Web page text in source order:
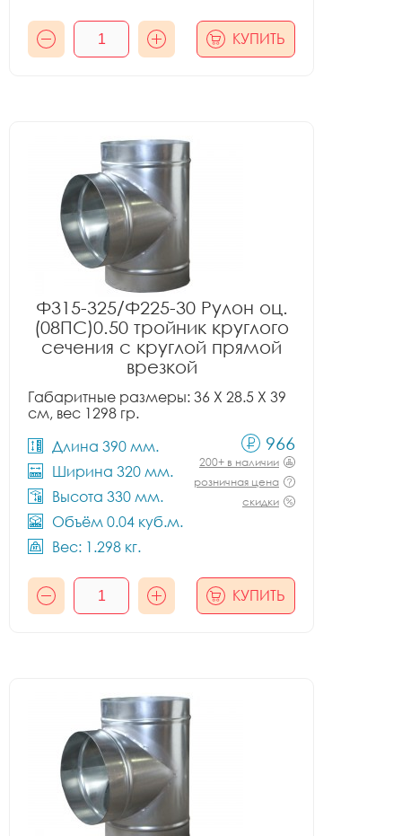
КУПИТЬ
Ф315-325/Ф225-30 Рулон оц.
(08ПС)0.50 тройник круглого
сечения с круглой прямой
врезкой
Габаритные размеры: 36 X 28.5 X 39
см, вес 1298 гр.
Длина 390 мм.
Ширина 320 мм.
Высота 330 мм.
Объём 0.04 куб.м.
Вес: 1.298 кг.
966
200+ в наличии
розничная цена
скидки
КУПИТЬ